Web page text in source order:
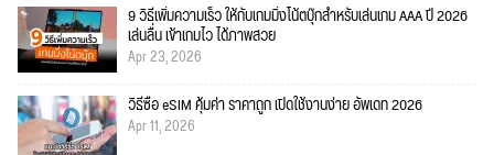
9 วิธีเพิ่มความเร็ว ให้กับเกมมิ่งโน้ตบุ๊กสำหรับเล่นเกม AAA ปี 2026
เล่นลื่น เข้าเกมไว ได้ภาพสวย
Apr 23, 2026
วิธีซื้อ eSIM คุ้มค่า ราคาถูก เปิดใช้งานง่าย อัพเดท 2026
Apr 11, 2026